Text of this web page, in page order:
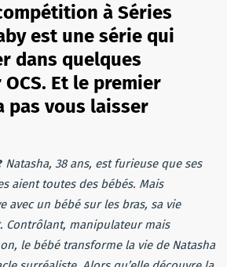
à Séries
est une série qui
dans quelques
Et le premier
pas vous laisser
Natasha, 38 ans, est furieuse que ses
aient toutes des bébés. Mais
avec un bébé sur les bras, sa vie
Contrôlant, manipulateur mais
le bébé transforme la vie de Natasha